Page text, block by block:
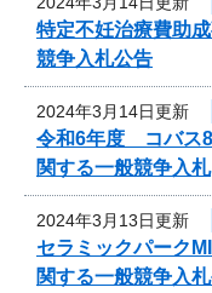
特定不妊治療費助
競争入札公告
2024年3月14日更新
令和6年度 コバス
関する一般競争入札
2024年3月13日更新
セラミックパーク
関する一般競争入